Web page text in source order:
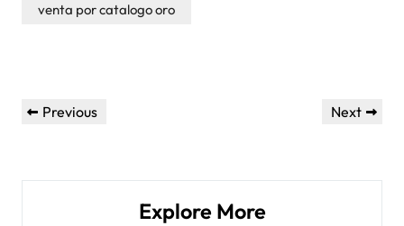
venta por catalogo oro
Post
navigation
Previous
Previous
Next
Next
Explore More